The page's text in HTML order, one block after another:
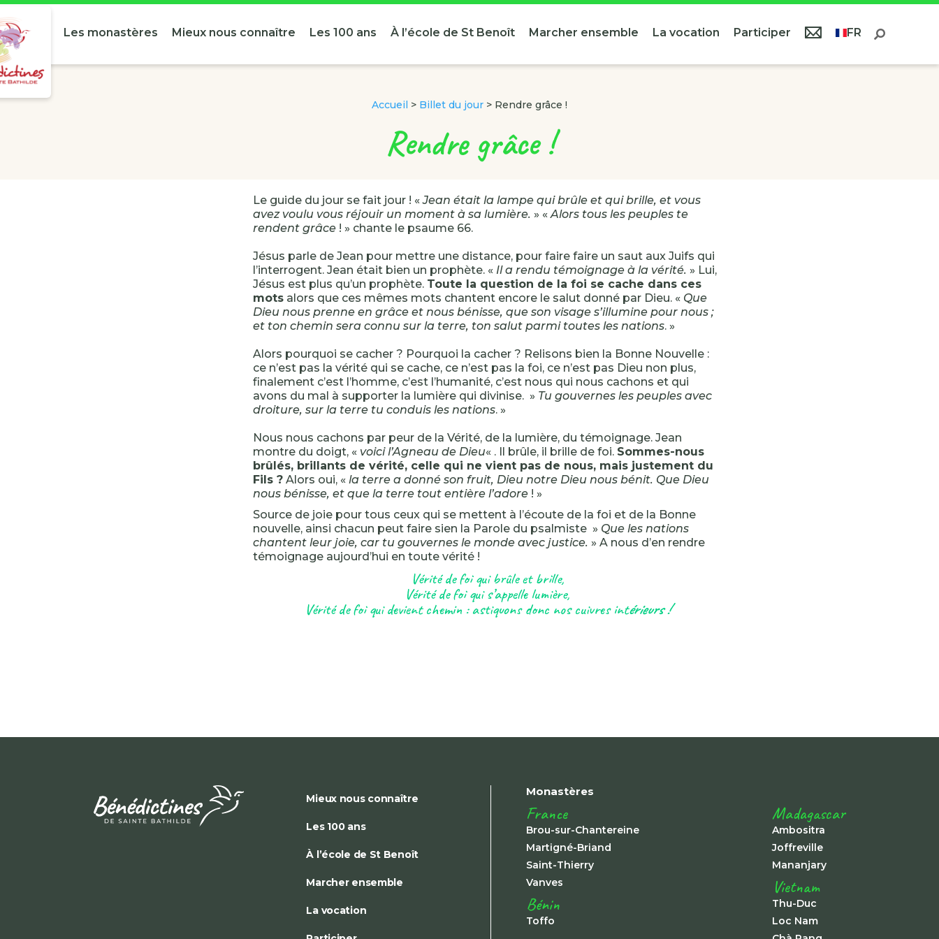
Les monastères Mieux nous connaître Les 100 ans À l’école de St Benoît Marcher ensemble La vocation Participer FR
Accueil > Billet du jour > Rendre grâce !
Rendre grâce !
Le guide du jour se fait jour ! «Jean était la lampe qui brûle et qui brille, et vous
avez voulu vous réjouir un moment à sa lumière. » «Alors tous les peuples te
rendent grâce ! » chante le psaume 66.
Jésus parle de Jean pour mettre une distance, pour faire faire un saut aux Juifs qui
l’interrogent. Jean était bien un prophète. « Il a rendu témoignage à la vérité. » Lui,
Jésus est plus qu’un prophète. Toute la question de la foi se cache dans ces
mots alors que ces mêmes mots chantent encore le salut donné par Dieu. « Que
Dieu nous prenne en grâce et nous bénisse, que son visage s’illumine pour nous ;
et ton chemin sera connu sur la terre, ton salut parmi toutes les nations. »
Alors pourquoi se cacher ? Pourquoi la cacher ? Relisons bien la Bonne Nouvelle :
ce n’est pas la vérité qui se cache, ce n’est pas la foi, ce n’est pas Dieu non plus,
finalement c’est l’homme, c’est l’humanité, c’est nous qui nous cachons et qui
avons du mal à supporter la lumière qui divinise. » Tu gouvernes les peuples avec
droiture, sur la terre tu conduis les nations. »
Nous nous cachons par peur de la Vérité, de la lumière, du témoignage. Jean
montre du doigt, « voici l’Agneau de Dieu« . Il brûle, il brille de foi. Sommes-nous
brûlés, brillants de vérité, celle qui ne vient pas de nous, mais justement du
Fils ? Alors oui, « la terre a donné son fruit, Dieu notre Dieu nous bénit. Que Dieu
nous bénisse, et que la terre tout entière l’adore ! »
Source de joie pour tous ceux qui se mettent à l’écoute de la foi et de la Bonne
nouvelle, ainsi chacun peut faire sien la Parole du psalmiste » Que les nations
chantent leur joie, car tu gouvernes le monde avec justice. » A nous d’en rendre
témoignage aujourd’hui en toute vérité !
Vérité de foi qui brûle et brille,
Vérité de foi qui s’appelle lumière,
Vérité de foi qui devient chemin : astiquons donc nos cuivres intérieurs !
Mieux nous connaître
Les 100 ans
À l’école de St Benoît
Marcher ensemble
La vocation
Monastères
France
Brou-sur-Chantereine
Martigné-Briand
Saint-Thierry
Vanves
Bénin
Toffo
Madagascar
Ambositra
Joffreville
Mananjary
Vietnam
Thu-Duc
Loc Nam